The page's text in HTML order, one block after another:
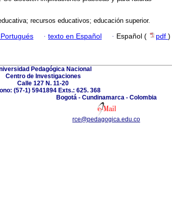
recursos educativos; educación superior.
Portugués · texto en Español · Español ( pdf )
Pedagógica Nacional
Centro de Investigaciones
Calle 127 N. 11-20
(57-1) 5941894 Exts.: 625. 368
Bogotá - Cundinamarca - Colombia
rce@pedagogica.edu.co